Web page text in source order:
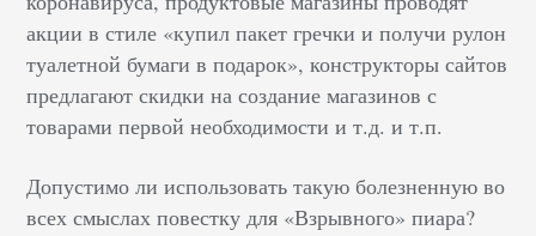
акции в стиле «купил пакет гречки и получи рулон
туалетной бумаги в подарок», конструкторы сайтов
предлагают скидки на создание магазинов с
товарами первой необходимости и т.д. и т.п.
Допустимо ли использовать такую болезненную во
всех смыслах повестку для «Взрывного» пиара?